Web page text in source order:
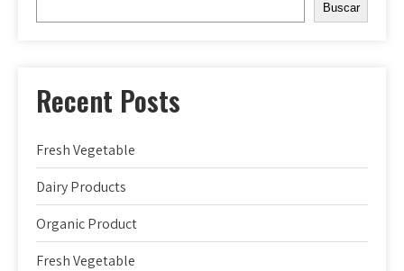
Buscar
Recent Posts
Fresh Vegetable
Dairy Products
Organic Product
Fresh Vegetable